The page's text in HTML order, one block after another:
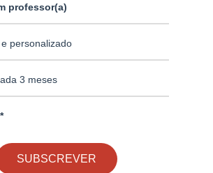
professor(a)
personalizado
3 meses
SUBSCREVER